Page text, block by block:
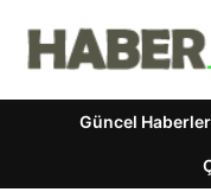
Güncel Haberler